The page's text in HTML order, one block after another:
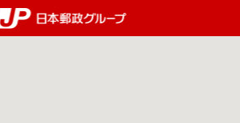
郵便局・日本郵政グループ